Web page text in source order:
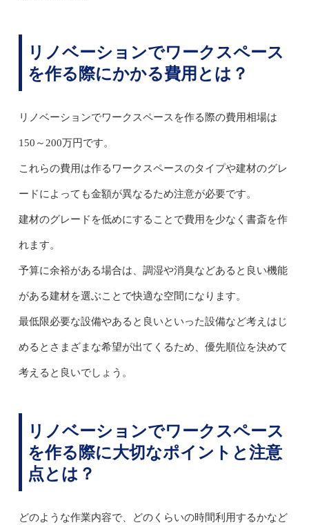
リノベーションでワークスペース
を作る際にかかる費用とは？
リノベーションでワークスペースを作る際の費用相場は
150～200万円です。
これらの費用は作るワークスペースのタイプや建材のグレ
ードによっても金額が異なるため注意が必要です。
建材のグレードを低めにすることで費用を少なく書斎を作
れます。
予算に余裕がある場合は、調湿や消臭などあると良い機能
がある建材を選ぶことで快適な空間になります。
最低限必要な設備やあると良いといった設備など考えはじ
めるとさまざまな希望が出てくるため、優先順位を決めて
考えると良いでしょう。
リノベーションでワークスペース
を作る際に大切なポイントと注意
点とは？
どのような作業内容で、どのくらいの時間利用するかなど